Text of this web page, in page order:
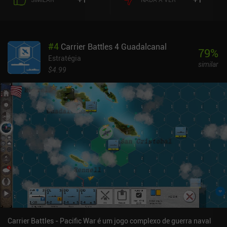
#4 Carrier Battles 4 Guadalcanal
Estratégia
$4.99
79%
similar
Carrier Battles - Pacific War é um jogo complexo de guerra naval